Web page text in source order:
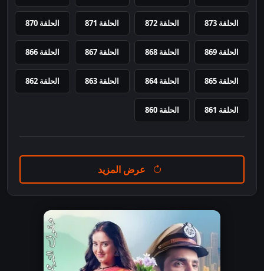
الحلقة 873 الحلقة 872 الحلقة 871 الحلقة 870
الحلقة 869 الحلقة 868 الحلقة 867 الحلقة 866
الحلقة 865 الحلقة 864 الحلقة 863 الحلقة 862
الحلقة 861 الحلقة 860
عرض المزيد